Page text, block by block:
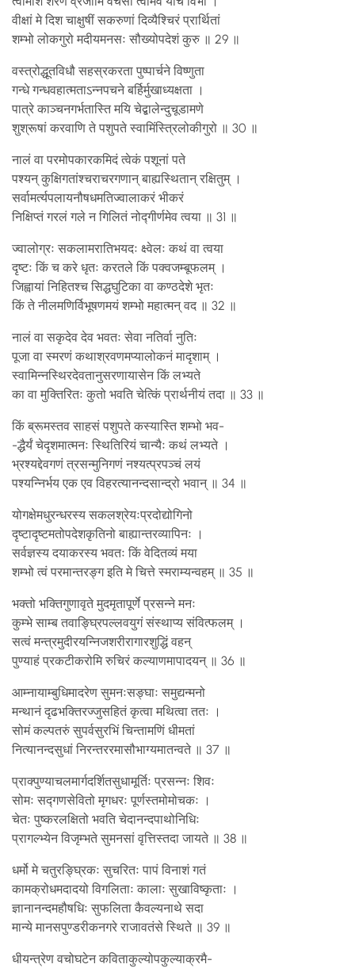
वीक्षां मे दिश चाक्षुषीं सकरुणां दिव्यैश्चिरं प्रार्थितां
शम्भो लोकगुरो मदीयमनसः सौख्योपदेशं कुरु ॥ 29 ॥
वस्त्रोद्धूतविधौ सहस्रकरता पुष्पार्चने विष्णुता
गन्धे गन्धवहात्मताऽन्नपचने बर्हिर्मुखाध्यक्षता ।
पात्रे काञ्चनगर्भतास्ति मयि चेद्बालेन्दुचूडामणे
शुश्रूषां करवाणि ते पशुपते स्वामिंस्त्रिलोकीगुरो ॥ 30 ॥
नालं वा परमोपकारकमिदं त्वेकं पशूनां पते
पश्यन् कुक्षिगतांश्चराचरगणान् बाह्यस्थितान् रक्षितुम् ।
सर्वामर्त्यपलायनौषधमतिज्वालाकरं भीकरं
निक्षिप्तं गरलं गले न गिलितं नोद्गीर्णमेव त्वया ॥ 31 ॥
ज्वालोग्रः सकलामरातिभयदः क्ष्वेलः कथं वा त्वया
दृष्टः किं च करे धृतः करतले किं पक्वजम्बूफलम् ।
जिह्वायां निहितश्च सिद्धघुटिका वा कण्ठदेशे भृतः
किं ते नीलमणिर्विभूषणमयं शम्भो महात्मन् वद ॥ 32 ॥
नालं वा सकृदेव देव भवतः सेवा नतिर्वा नुतिः
पूजा वा स्मरणं कथाश्रवणमप्यालोकनं मादृशाम् ।
स्वामिन्नस्थिरदेवतानुसरणायासेन किं लभ्यते
का वा मुक्तिरितः कुतो भवति चेत्किं प्रार्थनीयं तदा ॥ 33 ॥
किं ब्रूमस्तव साहसं पशुपते कस्यास्ति शम्भो भव-
-द्धैर्यं चेदृशमात्मनः स्थितिरियं चान्यैः कथं लभ्यते ।
भ्रश्यद्देवगणं त्रसन्मुनिगणं नश्यत्प्रपञ्चं लयं
पश्यन्निर्भय एक एव विहरत्यानन्दसान्द्रो भवान् ॥ 34 ॥
योगक्षेमधुरन्धरस्य सकलश्रेयःप्रदोद्योगिनो
दृष्टादृष्टमतोपदेशकृतिनो बाह्यान्तरव्यापिनः ।
सर्वज्ञस्य दयाकरस्य भवतः किं वेदितव्यं मया
शम्भो त्वं परमान्तरङ्ग इति मे चित्ते स्मराम्यन्वहम् ॥ 35 ॥
भक्तो भक्तिगुणावृते मुदमृतापूर्णे प्रसन्ने मनः
कुम्भे साम्ब तवाङ्घ्रिपल्लवयुगं संस्थाप्य संवित्फलम् ।
सत्वं मन्त्रमुदीरयन्निजशरीरागारशुद्धिं वहन्
पुण्याहं प्रकटीकरोमि रुचिरं कल्याणमापादयन् ॥ 36 ॥
आम्नायाम्बुधिमादरेण सुमनःसङ्घाः समुद्यन्मनो
मन्थानं दृढभक्तिरज्जुसहितं कृत्वा मथित्वा ततः ।
सोमं कल्पतरुं सुपर्वसुरभिं चिन्तामणिं धीमतां
नित्यानन्दसुधां निरन्तररमासौभाग्यमातन्वते ॥ 37 ॥
प्राक्पुण्याचलमार्गदर्शितसुधामूर्तिः प्रसन्नः शिवः
सोमः सद्गणसेवितो मृगधरः पूर्णस्तमोमोचकः ।
चेतः पुष्करलक्षितो भवति चेदानन्दपाथोनिधिः
प्रागल्भ्येन विजृम्भते सुमनसां वृत्तिस्तदा जायते ॥ 38 ॥
धर्मो मे चतुरङ्घ्रिकः सुचरितः पापं विनाशं गतं
कामक्रोधमदादयो विगलिताः कालाः सुखाविष्कृताः ।
ज्ञानानन्दमहौषधिः सुफलिता कैवल्यनाथे सदा
मान्ये मानसपुण्डरीकनगरे राजावतंसे स्थिते ॥ 39 ॥
धीयन्त्रेण वचोघटेन कविताकुल्योपकुल्याक्रमै-